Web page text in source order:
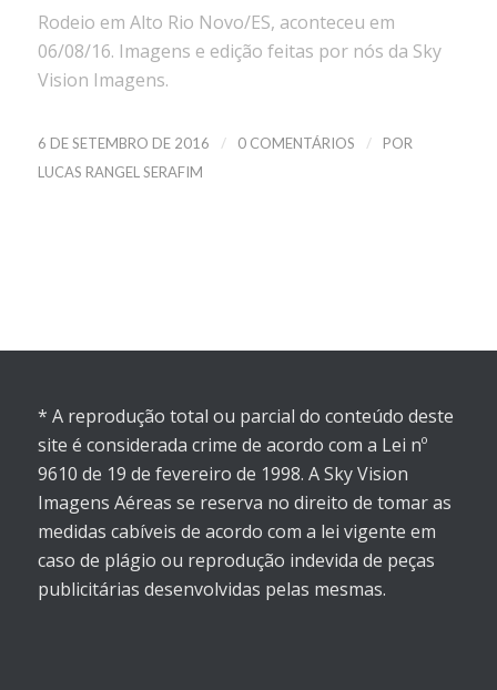
Rodeio em Alto Rio Novo/ES, aconteceu em
06/08/16. Imagens e edição feitas por nós da Sky
Vision Imagens.
6 DE SETEMBRO DE 2016 / 0 COMENTÁRIOS /
POR
LUCAS RANGEL SERAFIM
* A reprodução total ou parcial do conteúdo deste
site é considerada crime de acordo com a Lei nº
9610 de 19 de fevereiro de 1998. A Sky Vision
Imagens Aéreas se reserva no direito de tomar as
medidas cabíveis de acordo com a lei vigente em
caso de plágio ou reprodução indevida de peças
publicitárias desenvolvidas pelas mesmas.